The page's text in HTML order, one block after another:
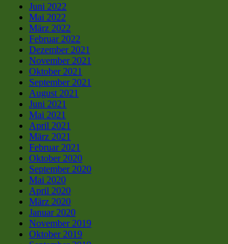
Juni 2022
Mai 2022
März 2022
Februar 2022
Dezember 2021
November 2021
Oktober 2021
September 2021
August 2021
Juni 2021
Mai 2021
April 2021
März 2021
Februar 2021
Oktober 2020
September 2020
Mai 2020
April 2020
März 2020
Januar 2020
November 2019
Oktober 2019